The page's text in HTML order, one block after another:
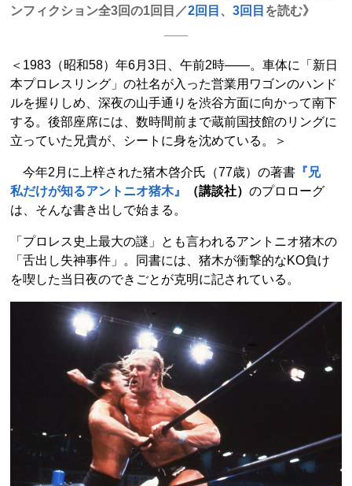
ンフィクション全3回の1回目／2回目 、 3回目 を読む》
＜1983（昭和58）年6月3日、午前2時――。車体に「新日
本プロレスリング」の社名が入った営業用ワゴンのハンド
ルを握りしめ、深夜の山手通りを渋谷方面に向かって南下
する。後部座席には、数時間前まで蔵前国技館のリングに
立っていた兄貴が、シートに身を沈めている。＞
今年2月に上梓された猪木啓介氏（77歳）の著書 『兄
私だけが知るアントニオ猪木』
（講談社） のプロローグ
は、そんな書き出しで始まる。
「プロレス史上最大の謎」とも言われるアントニオ猪木の
「舌出し失神事件」。同書には、猪木が衝撃的なKO負け
を喫した当日夜のできごとが克明に記されている。